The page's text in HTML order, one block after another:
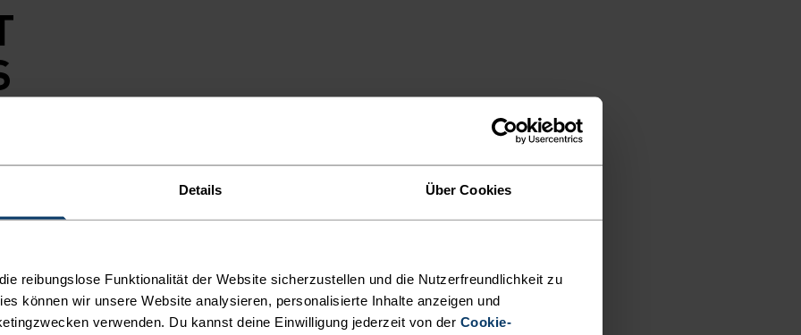
Details Über Cookies
reibungslose Funktionalität der Website sicherzustellen und die Nutzerfreundlichkeit zu
können wir unsere Website analysieren, personalisierte Inhalte anzeigen und
verwenden. Du kannst deine Einwilligung jederzeit von der Cookie-
- diese
Outfit
aus
Freiheit,
und
Sie wird
in Europa